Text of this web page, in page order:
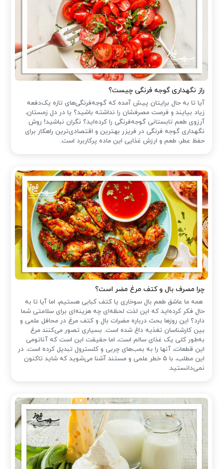
راز نگهداری گوجه فرنگی چیست؟
آیا تا به حال برایتان پیش آمده که گوجه‌فرنگی‌های تازه یک‌دفعه
زیاد بیایند و فرصت مصرفشان را نداشته باشید؟ یا در دل زمستان،
آرزوی طعم تابستانی گوجه‌فرنگی را کرده‌اید؟ نگران نباشید! روش
نگهداری گوجه فرنگی در فریزر بهترین و اقتصادی‌ترین راهکار برای
حفظ عطر، طعم و ارزش غذایی این ماده پرکاربرد است.
چرا مصرف بال و کتف مرغ مضر است؟
همه ما عاشق طعم بال سوخاری یا کتف کبابی هستیم، اما آیا تا به
حال فکر کرده‌اید که این لذت لحظه‌ای چه هزینه‌ای برای سلامتی شما
دارد؟ این روزها بحث درباره مضرات بال و کتف مرغ در محافل علمی و
بین کارشناسان تغذیه داغ شده است. بسیاری تصور می‌کنند مرغ
به‌طور کلی یک غذای سالم است، اما حقیقت این است که آناتومی
این قطعات، آنها را به بمب‌های چربی و کلسترول تبدیل کرده است. در
این مطلب، با ۵ خطر علمی و مستند آشنا می‌شوید که شاید تاکنون
نمی‌دانستید.